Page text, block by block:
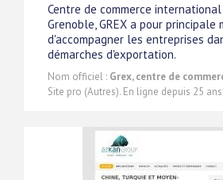
Centre de commerce
Grenoble, GREX a pour principale
d'accompagner les entreprises
démarches d'exportation.
Nom officiel : Grex, centre de
Site pro (Autres). En ligne depuis 25